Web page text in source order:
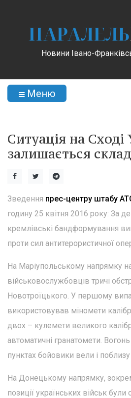
ПАРАЛЕЛЬ
Новини Івано-
Меню
Ситуація на Сході
залишається
Зведення прес-центру штабу
годину 25 квітня 2016 року: За
кремлівські бандформування
проти сил антитерористичної
На Маріупольському напрямку
військовослужбовців тричі
Новотроїцького. У першому
використовував міномети
двох – кулемети великого
автоматичні гранатомети.
пунктах бойовики вели і
На Донецькому напрямку,
позиції українських військ були